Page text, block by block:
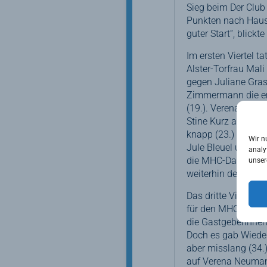
Wir
Sieg beim Der
Punkten nach
guter Start“,
Im ersten Viertel
Alster-Torfrau
gegen Juliane
Zimmermann die
(19.). Verena
Stine Kurz ab,
knapp (23.) auf
Jule Bleuel und
die MHC-Damen
weiterhin der Lohn
Das dritte Viertel
für den MHC, aber
die
Doch es gab
aber misslang
auf Verena